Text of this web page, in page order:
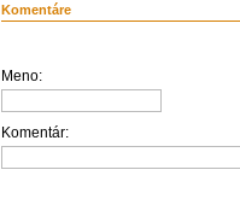
Komentáre
Meno:
Komentár: